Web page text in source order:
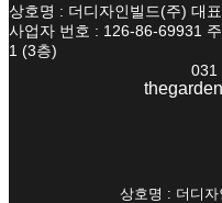
상호명 : 더디자인빌드(주) 대
사업자 번호 : 126-86-69931
1 (3층)
031
상호명 : 더디